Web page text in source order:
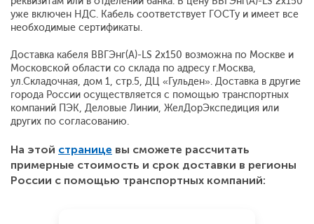
уже включен НДС. Кабель соответствует ГОСТу и имеет все
необходимые сертификаты.
Доставка кабеля ВВГЭнг(A)-LS 2x150 возможна по Москве и
Московской области со склада по адресу г.Москва,
ул.Складочная, дом 1, стр.5, ДЦ «Гульден». Доставка в другие
города России осуществляется с помощью транспортных
компаний ПЭК, Деловые Линии, ЖелДорЭкспедиция или
других по согласованию.
На этой странице вы сможете рассчитать
примерные стоимость и срок доставки в регионы
России с помощью транспортных компаний: